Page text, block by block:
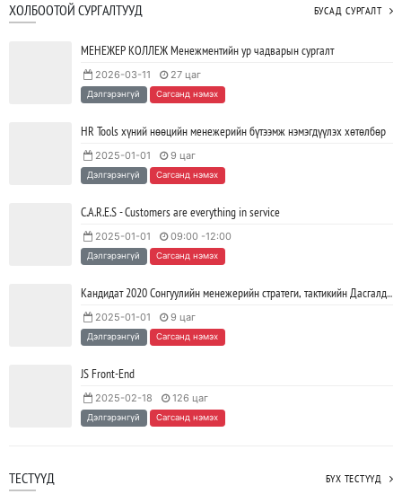
Борлуулагчид "ЮҮЛҮҮР"-т төвлөрөх шаардлагагүй болж
2023/06/02 SHARE
Тодорхойгүй цаг үед CEO нар хэрхэн инновацийг дэмжих вэ?
JAVA программчлалын хэлний олимпиад амжилттай зохион
байгуулагдлаа.
2023/05/15 SHARE
Java VS Python: Аль хэлийг түрүүлж сурах вэ?
Ажил дээрээ сайн найзтай байх нь ажлын бүтээмж
нэмэгдүүлж, тогтвортой ажиллах суурь болдог
2023/04/25
ХОЛБООТОЙ СУРГАЛТУУД БУСАД СУРГАЛТ
МЕНЕЖЕР КОЛЛЕЖ Менежментийн ур чадварын сургалт
2026-03-11 27 цаг
Дэлгэрэнгүй Сагсанд нэмэх
HR Tools хүний нөөцийн менежерийн бүтээмж нэмэгдүүлэх хөтөлбөр
2025-01-01 9 цаг
Дэлгэрэнгүй Сагсанд нэмэх
C.A.R.E.S - Customers are everything in service
2025-01-01 09:00 -12:00
Дэлгэрэнгүй Сагсанд нэмэх
Кандидат 2020 Сонгуулийн менежерийн стратеги, тактикийн Дасгалд суурилсан хөтөлбөр
2025-01-01 9 цаг
Дэлгэрэнгүй Сагсанд нэмэх
JS Front-End
2025-02-18 126 цаг
Дэлгэрэнгүй Сагсанд нэмэх
ТЕСТҮҮД БҮХ ТЕСТҮҮД